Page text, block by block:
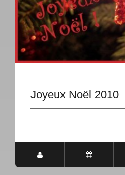
Joyeux Noël 2010